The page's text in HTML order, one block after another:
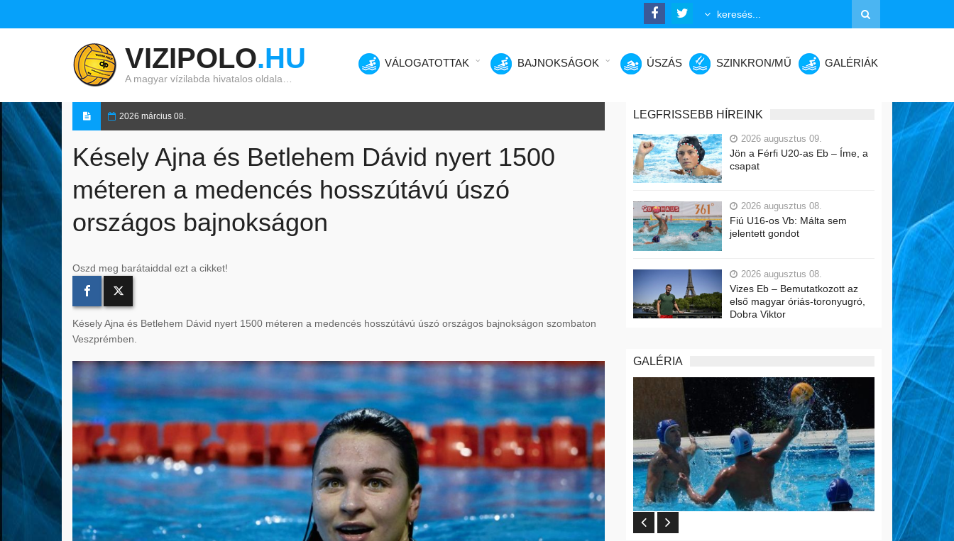
VIZIPOLO.HU
A magyar vízilabda hivatalos oldala…
VÁLOGATOTTAK BAJNOKSÁGOK ÚSZÁS SZINKRON/MŰ GALÉRIÁK
2026 március 08.
Késely Ajna és Betlehem Dávid nyert 1500
méteren a medencés hosszútávú úszó
országos bajnokságon
Oszd meg barátaiddal ezt a cikket!
Késely Ajna és Betlehem Dávid nyert 1500 méteren a medencés hosszútávú úszó országos bajnokságon szombaton
Veszprémben.
LEGFRISSEBB HÍREINK
2026 augusztus 09.
Jön a Férfi U20-as Eb – Íme, a
csapat
2026 augusztus 08.
Fiú U16-os Vb: Málta sem
jelentett gondot
2026 augusztus 08.
Vizes Eb – Bemutatkozott az
első magyar óriás-toronyugró,
Dobra Viktor
GALÉRIA